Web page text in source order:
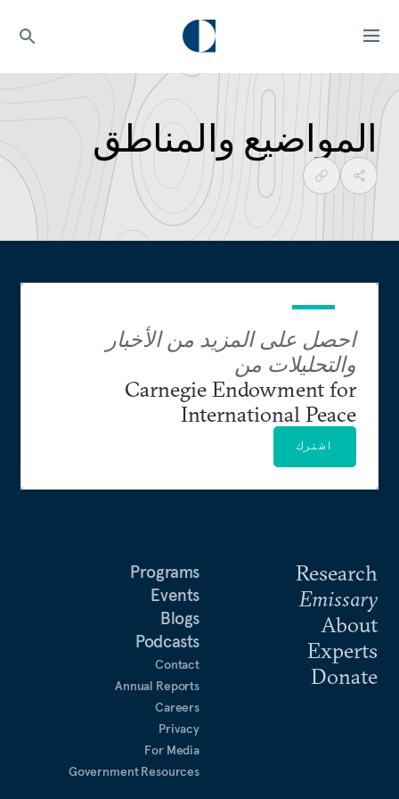
المواضيع والمناطق
Research
Emissary
About
Experts
Donate
Programs
Events
Blogs
Podcasts
Contact
Annual Reports
Careers
Privacy
For Media
Government Resources
احصل على المزيد من الأخبار
والتحليلات من
Carnegie Endowment for
International Peace
اشترك